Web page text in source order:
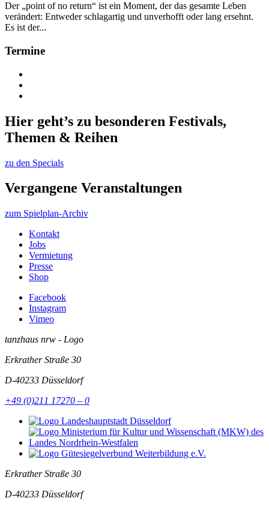
Der „point of no return“ ist ein Moment, der das gesamte Leben
verändert: Entweder schlagartig und unverhofft oder lang ersehnt.
Es ist der...
Termine
Hier geht’s zu besonderen Festivals,
Themen & Reihen
zu den Specials
Vergangene Veranstaltungen
zum Spielplan-Archiv
Kontakt
Jobs
Vermietung
Presse
Shop
Facebook
Instagram
Vimeo
tanzhaus nrw - Logo
Erkrather Straße 30
D-40233 Düsseldorf
+49 (0)211 17270 – 0
Erkrather Straße 30
D-40233 Düsseldorf